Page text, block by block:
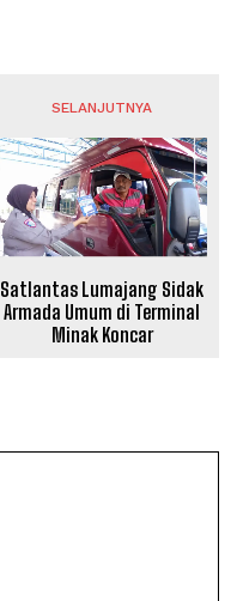
SELANJUTNYA
Satlantas Lumajang Sidak
Armada Umum di Terminal
Minak Koncar